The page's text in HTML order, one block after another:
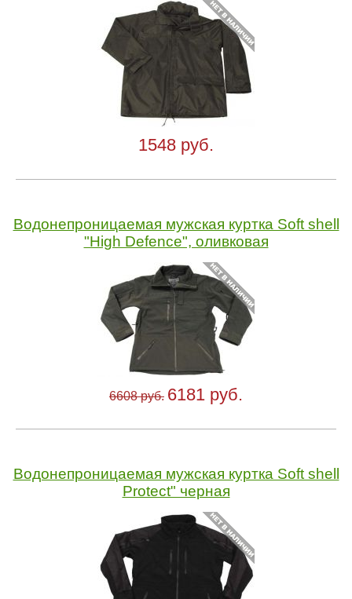
1548 руб.
Водонепроницаемая мужская куртка Soft shell
"High Defence", оливковая
6608 руб. 6181 руб.
Водонепроницаемая мужская куртка Soft shell
Protect" черная